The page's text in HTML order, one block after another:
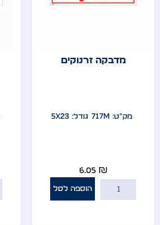
מדבקה זרנוקים
מק"ט: 717m גודל: 5x23
6.05₪
הוספה לסל